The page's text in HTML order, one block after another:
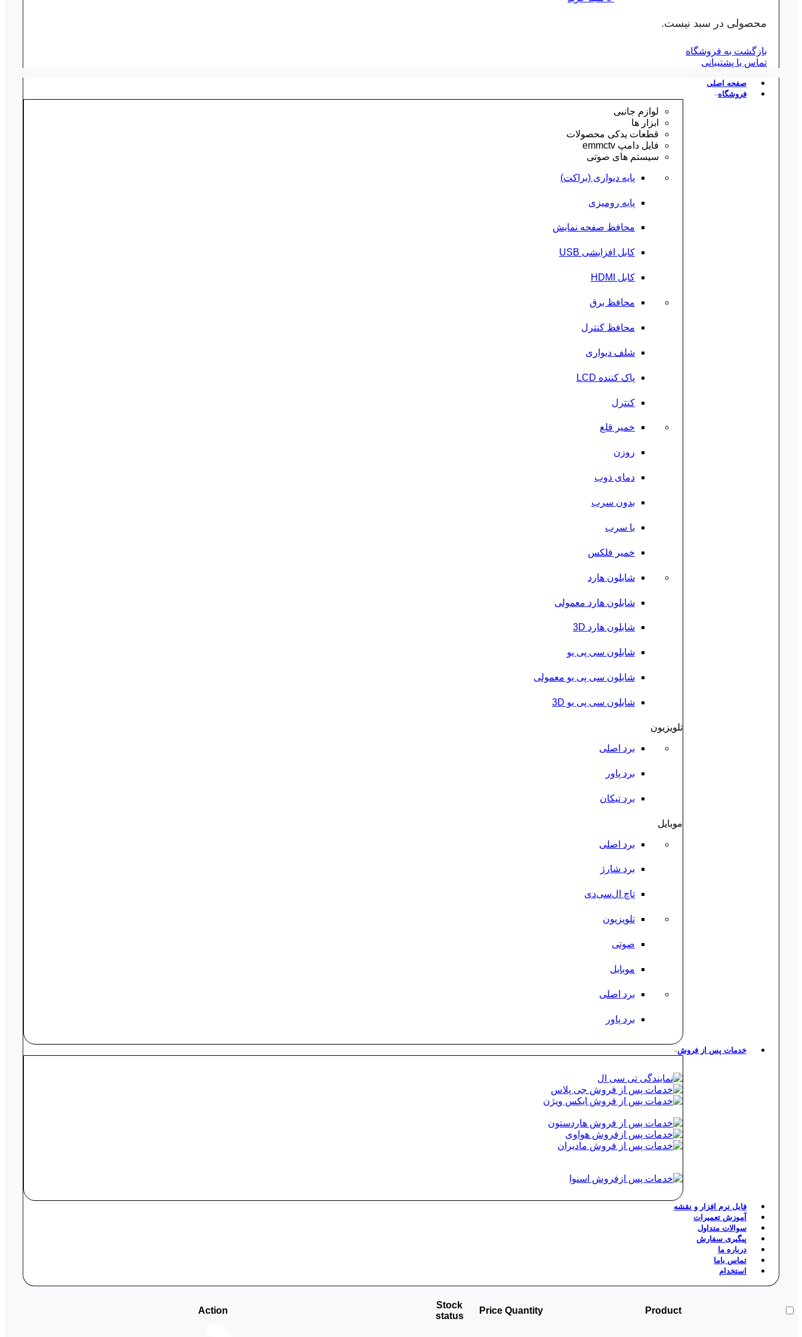
محصولی در سبد نیست.
بازگشت به فروشگاه
تماس با پشتیبانی
صفحه اصلی
فروشگاه
لوازم جانبی
ابزار ها
قطعات یدکی محصولات
فایل دامپ emmctv
سیستم های صوتی
پایه دیواری (براکت)
پایه رومیزی
محافظ صفحه نمایش
کابل افزایشی USB
کابل HDMI
محافظ برق
محافظ کنترل
شلف دیواری
پاک کننده LCD
کنترل
خمیر قلع
روزن
دمای ذوب
بدون سرب
با سرب
خمیر فلکس
شابلون هارد
شابلون هارد معمولی
شابلون هارد 3D
شابلون سی پی یو
شابلون سی پی یو معمولی
شابلون سی پی یو 3D
تلویزیون
برد اصلی
برد پاور
برد تیکان
موبایل
برد اصلی
برد شارژ
تاچ ال‌سی‌دی
تلویزیون
صوتی
موبایل
برد اصلی
برد پاور
خدمات پس از فروش
فایل نرم افزار و نقشه
آموزش تعمیرات
سوالات متداول
پیگیری سفارش
درباره ما
تماس باما
استخدام
Product
Quantity
Price
Stock
status
Action